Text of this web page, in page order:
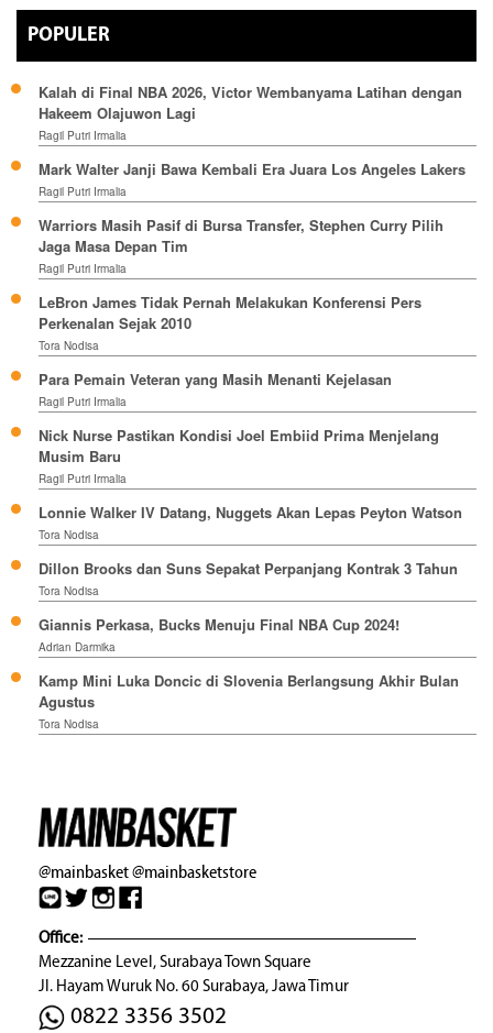
POPULER
Kalah di Final NBA 2026, Victor Wembanyama Latihan dengan
Hakeem Olajuwon Lagi
Ragil Putri Irmalia
Mark Walter Janji Bawa Kembali Era Juara Los Angeles Lakers
Ragil Putri Irmalia
Warriors Masih Pasif di Bursa Transfer, Stephen Curry Pilih
Jaga Masa Depan Tim
Ragil Putri Irmalia
LeBron James Tidak Pernah Melakukan Konferensi Pers
Perkenalan Sejak 2010
Tora Nodisa
Para Pemain Veteran yang Masih Menanti Kejelasan
Ragil Putri Irmalia
Nick Nurse Pastikan Kondisi Joel Embiid Prima Menjelang
Musim Baru
Ragil Putri Irmalia
Lonnie Walker IV Datang, Nuggets Akan Lepas Peyton Watson
Tora Nodisa
Dillon Brooks dan Suns Sepakat Perpanjang Kontrak 3 Tahun
Tora Nodisa
Giannis Perkasa, Bucks Menuju Final NBA Cup 2024!
Adrian Darmika
Kamp Mini Luka Doncic di Slovenia Berlangsung Akhir Bulan
Agustus
Tora Nodisa
@mainbasket@mainbasketstore
Office:
Mezzanine Level, Surabaya Town Square
Jl. Hayam Wuruk No. 60 Surabaya, Jawa Timur
0822 3356 3502